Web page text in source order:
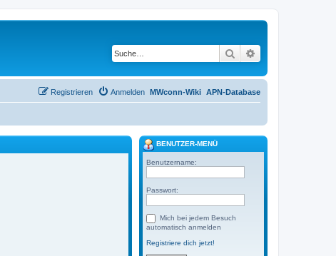
Suche
APN-Database
MWconn-Wiki
Anmelden
Registrieren
BENUTZER-MENÜ
Benutzername:
Passwort:
Mich bei jedem Besuch
automatisch anmelden
Registriere dich jetzt!